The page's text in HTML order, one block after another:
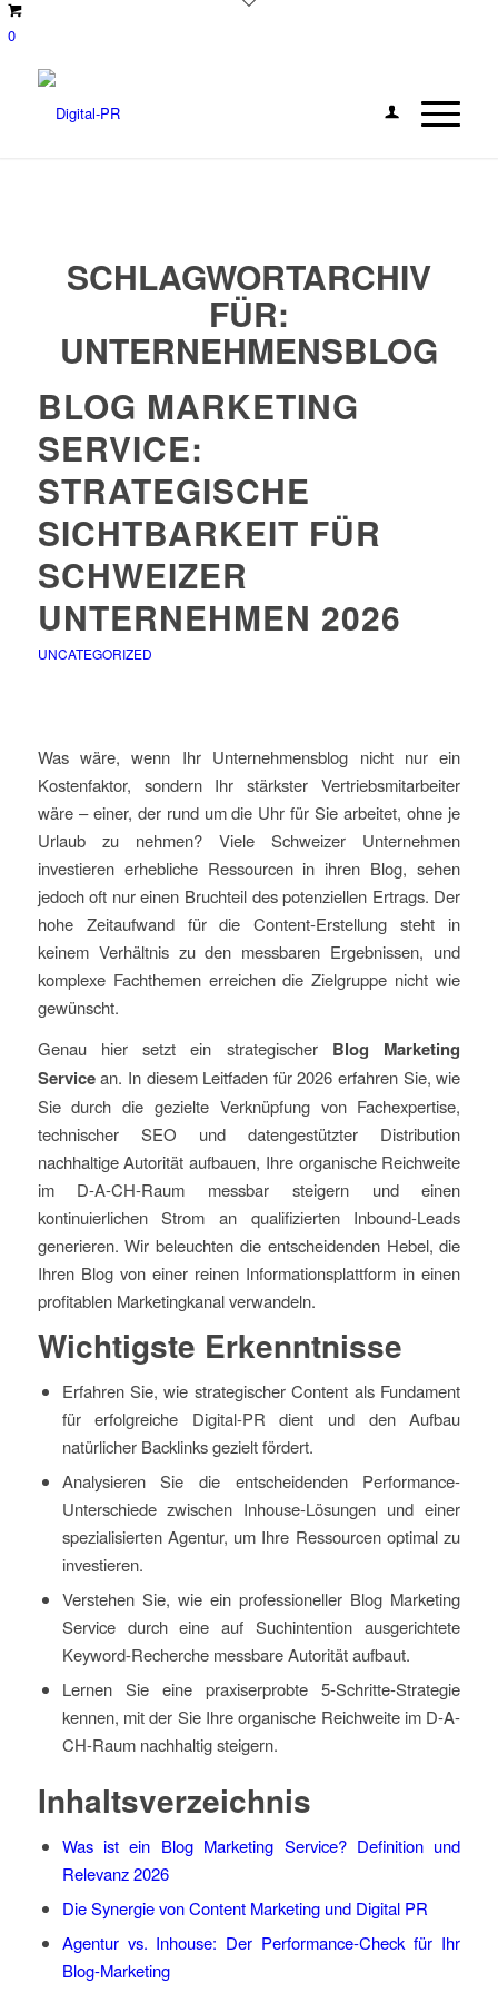
0
SCHLAGWORTARCHIV
FÜR:
UNTERNEHMENSBLOG
BLOG MARKETING
SERVICE:
STRATEGISCHE
SICHTBARKEIT FÜR
SCHWEIZER
UNTERNEHMEN 2026
UNCATEGORIZED
Was wäre, wenn Ihr Unternehmensblog nicht nur ein
Kostenfaktor, sondern Ihr stärkster Vertriebsmitarbeiter
wäre – einer, der rund um die Uhr für Sie arbeitet, ohne je
Urlaub zu nehmen? Viele Schweizer Unternehmen
investieren erhebliche Ressourcen in ihren Blog, sehen
jedoch oft nur einen Bruchteil des potenziellen Ertrags. Der
hohe Zeitaufwand für die Content-Erstellung steht in
keinem Verhältnis zu den messbaren Ergebnissen, und
komplexe Fachthemen erreichen die Zielgruppe nicht wie
gewünscht.
Genau hier setzt ein strategischer Blog Marketing
Servicean. In diesem Leitfaden für 2026 erfahren Sie, wie
Sie durch die gezielte Verknüpfung von Fachexpertise,
technischer SEO und datengestützter Distribution
nachhaltige Autorität aufbauen, Ihre organische Reichweite
im D-A-CH-Raum messbar steigern und einen
kontinuierlichen Strom an qualifizierten Inbound-Leads
generieren. Wir beleuchten die entscheidenden Hebel, die
Ihren Blog von einer reinen Informationsplattform in einen
profitablen Marketingkanal verwandeln.
Wichtigste Erkenntnisse
Erfahren Sie, wie strategischer Content als Fundament
für erfolgreiche Digital-PR dient und den Aufbau
natürlicher Backlinks gezielt fördert.
Analysieren Sie die entscheidenden Performance-
Unterschiede zwischen Inhouse-Lösungen und einer
spezialisierten Agentur, um Ihre Ressourcen optimal zu
investieren.
Verstehen Sie, wie ein professioneller Blog Marketing
Service durch eine auf Suchintention ausgerichtete
Keyword-Recherche messbare Autorität aufbaut.
Lernen Sie eine praxiserprobte 5-Schritte-Strategie
kennen, mit der Sie Ihre organische Reichweite im D-A-
CH-Raum nachhaltig steigern.
Inhaltsverzeichnis
Was ist ein Blog Marketing Service? Definition und
Relevanz 2026
Die Synergie von Content Marketing und Digital PR
Agentur vs. Inhouse: Der Performance-Check für Ihr
Blog-Marketing